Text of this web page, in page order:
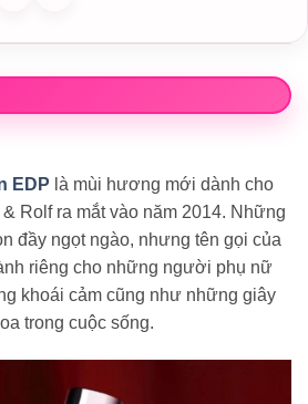
EDP là mùi hương mới dành cho
Rolf ra mắt vào năm 2014. Những
đầy ngọt ngào, nhưng tên gọi của
riêng cho những người phụ nữ
khoái cảm cũng như những giây
trong cuộc sống.